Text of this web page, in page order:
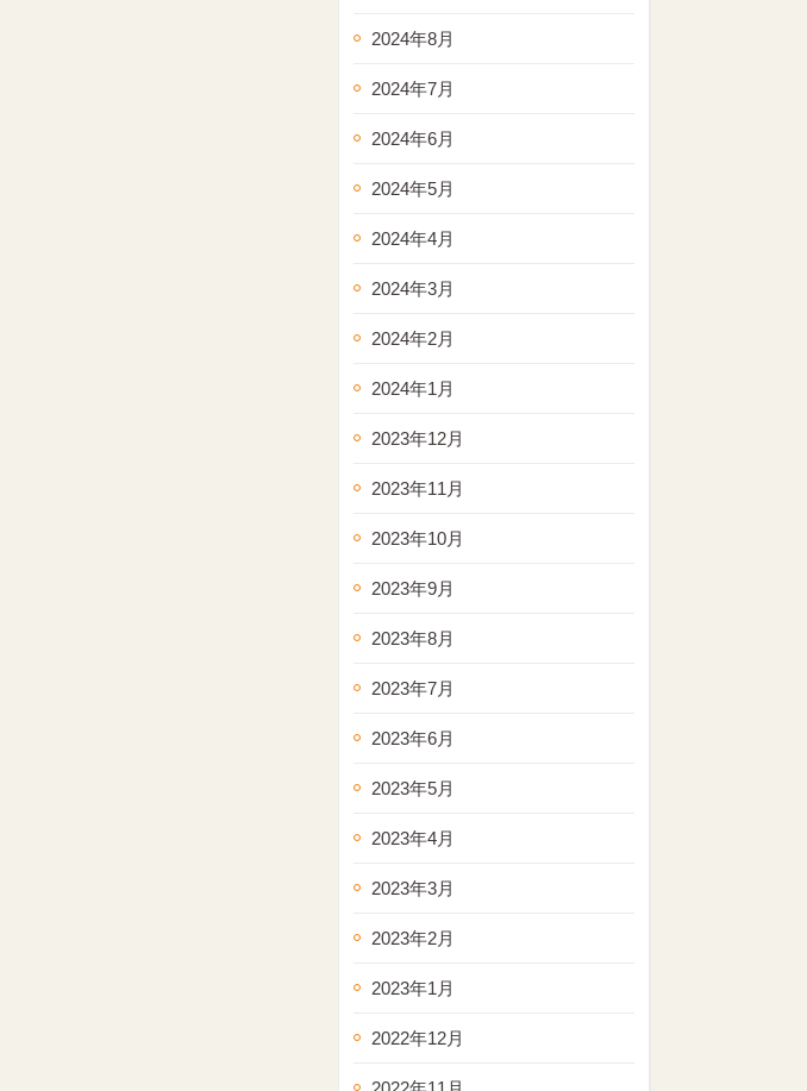
2024年8月
2024年7月
2024年6月
2024年5月
2024年4月
2024年3月
2024年2月
2024年1月
2023年12月
2023年11月
2023年10月
2023年9月
2023年8月
2023年7月
2023年6月
2023年5月
2023年4月
2023年3月
2023年2月
2023年1月
2022年12月